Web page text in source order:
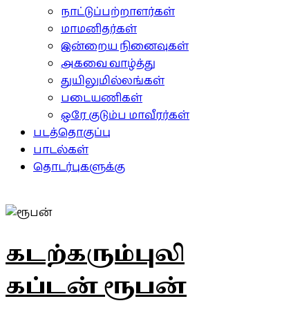
நாட்டுப்பற்றாளர்கள்
மாமனிதர்கள்
இன்றைய நினைவுகள்
அகவை வாழ்த்து
துயிலுமில்லங்கள்
படையணிகள்
ஒரே குடும்ப மாவீரர்கள்
படத்தொகுப்பு
பாடல்கள்
தொடர்புகளுக்கு
கடற்கரும்புலி
கப்டன் ரூபன்